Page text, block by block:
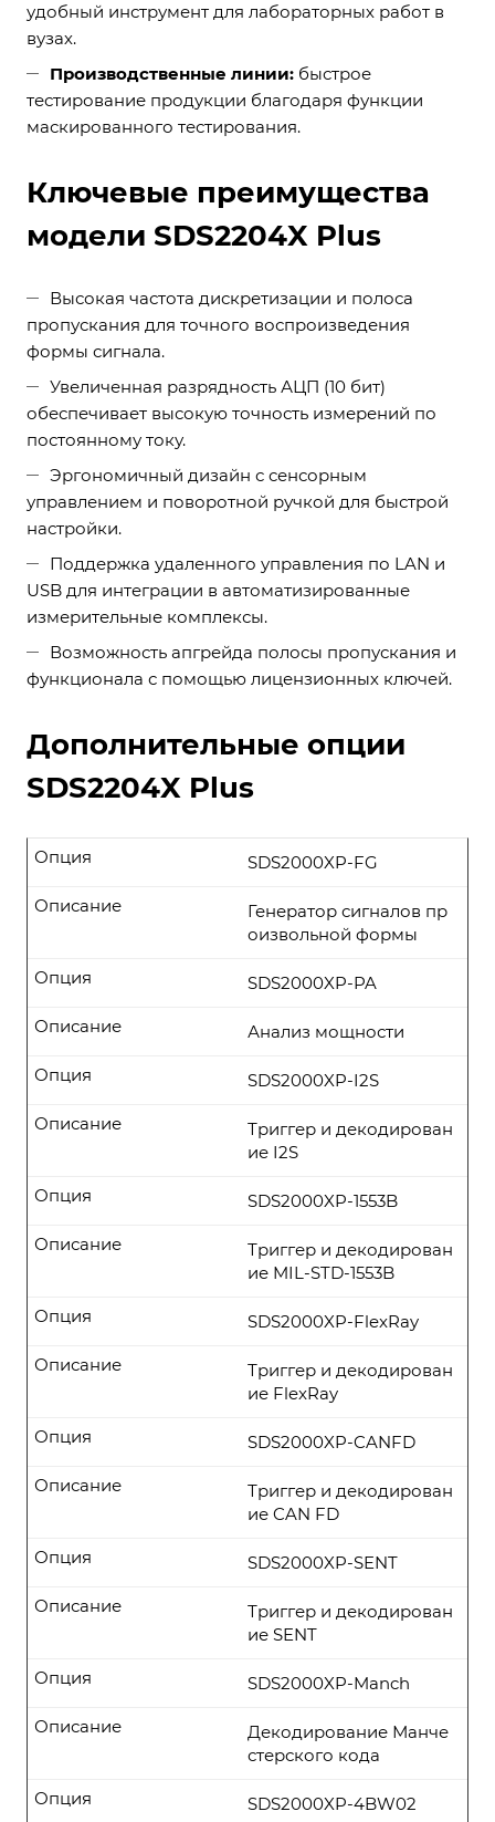
удобный инструмент для лабораторных работ в
вузах.
Производственные линии: быстрое
тестирование продукции благодаря функции
маскированного тестирования.
Ключевые преимущества
модели SDS2204X Plus
Высокая частота дискретизации и полоса
пропускания для точного воспроизведения
формы сигнала.
Увеличенная разрядность АЦП (10 бит)
обеспечивает высокую точность измерений по
постоянному току.
Эргономичный дизайн с сенсорным
управлением и поворотной ручкой для быстрой
настройки.
Поддержка удаленного управления по LAN и
USB для интеграции в автоматизированные
измерительные комплексы.
Возможность апгрейда полосы пропускания и
функционала с помощью лицензионных ключей.
Дополнительные опции
SDS2204X Plus
SDS2000XP-FG
Опция
Генератор сигналов пр
оизвольной формы
Описание
SDS2000XP-PA
Опция
Анализ мощности
Описание
SDS2000XP-I2S
Опция
Триггер и декодирован
ие I2S
Описание
SDS2000XP-1553B
Опция
Триггер и декодирован
ие MIL-STD-1553B
Описание
SDS2000XP-FlexRay
Опция
Триггер и декодирован
ие FlexRay
Описание
SDS2000XP-CANFD
Опция
Триггер и декодирован
ие CAN FD
Описание
SDS2000XP-SENT
Опция
Триггер и декодирован
ие SENT
Описание
SDS2000XP-Manch
Опция
Декодирование Манче
стерского кода
Описание
SDS2000XP-4BW02
Опция